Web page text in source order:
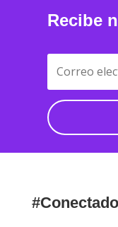
Recibe